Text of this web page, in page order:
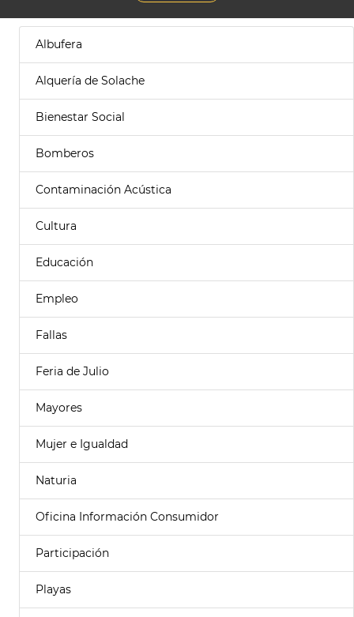
Albufera
Alquería de Solache
Bienestar Social
Bomberos
Contaminación Acústica
Cultura
Educación
Empleo
Fallas
Feria de Julio
Mayores
Mujer e Igualdad
Naturia
Oficina Información Consumidor
Participación
Playas